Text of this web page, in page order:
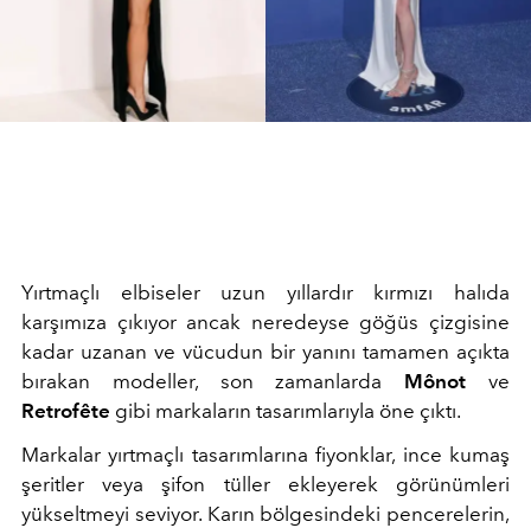
Yırtmaçlı elbiseler uzun yıllardır kırmızı halıda
karşımıza çıkıyor ancak neredeyse göğüs çizgisine
kadar uzanan ve vücudun bir yanını tamamen açıkta
bırakan modeller, son zamanlarda Mônot ve
Retrofête gibi markaların tasarımlarıyla öne çıktı.
Markalar yırtmaçlı tasarımlarına fiyonklar, ince kumaş
şeritler veya şifon tüller ekleyerek görünümleri
yükseltmeyi seviyor. Karın bölgesindeki pencerelerin,